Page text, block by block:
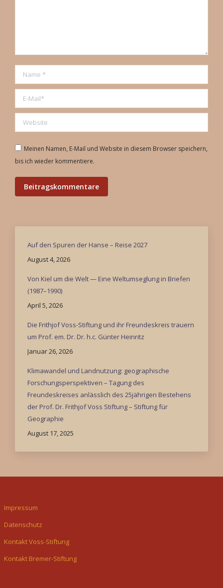
Name *
E-Mail *
Website
Meinen Namen, E-Mail und Website in diesem Browser speichern,
bis ich wieder kommentiere.
Beitragskommentare
Auf den Spuren der Hanse – Reise 2027
August 4, 2026
Von Kiel um die Welt — Eine Weltumseglung in Briefen
(1987–1990)
April 5, 2026
Die Frithjof Voss-Stiftung und ihr Freundeskreis trauern
um Prof. em. Dr. Dr. h.c. Günter Heinritz
Januar 26, 2026
Klimawandel und Landnutzung: geographische
Forschungsperspektiven – Tagung des
Freundeskreises anlässlich des 25jährigen Bestehens
der Prof. Dr. Frithjof Voss Stiftung – Stiftung für
Geographie
August 17, 2025
Impressum
Datenschutz
Kontakt Voss-Stiftung
Kontakt Bremer-Stiftung